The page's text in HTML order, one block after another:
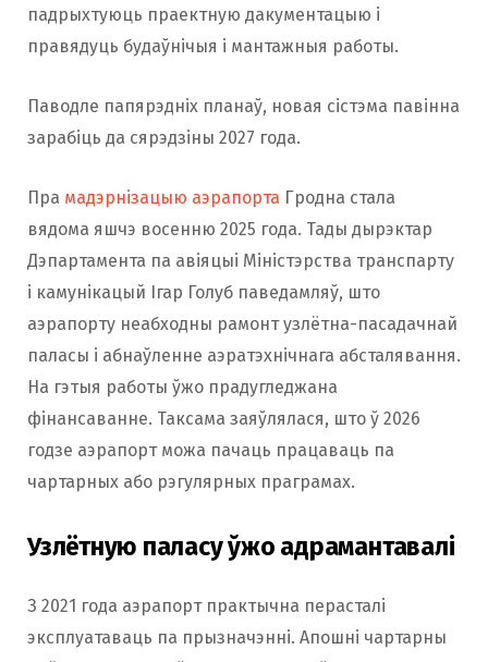
падрыхтуюць праектную дакументацыю і
правядуць будаўнічыя і мантажныя работы.
Паводле папярэдніх планаў, новая сістэма павінна
зарабіць да сярэдзіны 2027 года.
Пра мадэрнізацыю аэрапорта Гродна стала
вядома яшчэ восенню 2025 года. Тады дырэктар
Дэпартамента па авіяцыі Міністэрства транспарту
і камунікацый Ігар Голуб паведамляў, што
аэрапорту неабходны рамонт узлётна-пасадачнай
паласы і абнаўленне аэратэхнічнага абсталявання.
На гэтыя работы ўжо прадугледжана
фінансаванне. Таксама заяўлялася, што ў 2026
годзе аэрапорт можа пачаць працаваць па
чартарных або рэгулярных праграмах.
Узлётную паласу ўжо адрамантавалі
З 2021 года аэрапорт практычна перасталі
эксплуатаваць па прызначэнні. Апошні чартарны